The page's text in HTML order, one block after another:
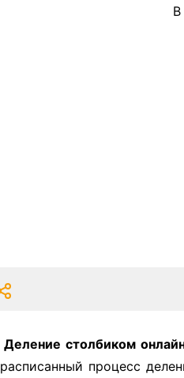
Деление столбиком
расписанный процесс